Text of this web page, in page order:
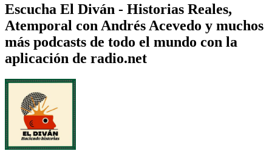
Escucha El Diván - Historias Reales,
Atemporal con Andrés Acevedo y muchos
más podcasts de todo el mundo con la
aplicación de radio.net